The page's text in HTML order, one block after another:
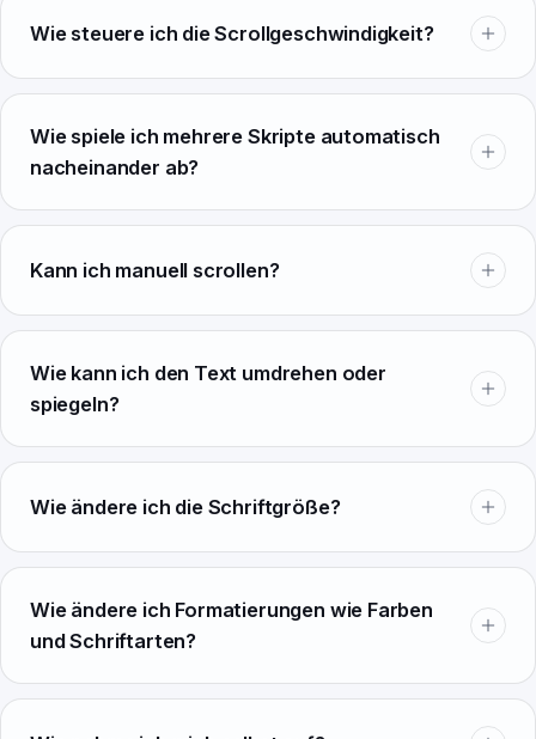
Wie steuere ich die Scrollgeschwindigkeit?
Wie spiele ich mehrere Skripte automatisch
nacheinander ab?
Kann ich manuell scrollen?
Wie kann ich den Text umdrehen oder
spiegeln?
Wie ändere ich die Schriftgröße?
Wie ändere ich Formatierungen wie Farben
und Schriftarten?